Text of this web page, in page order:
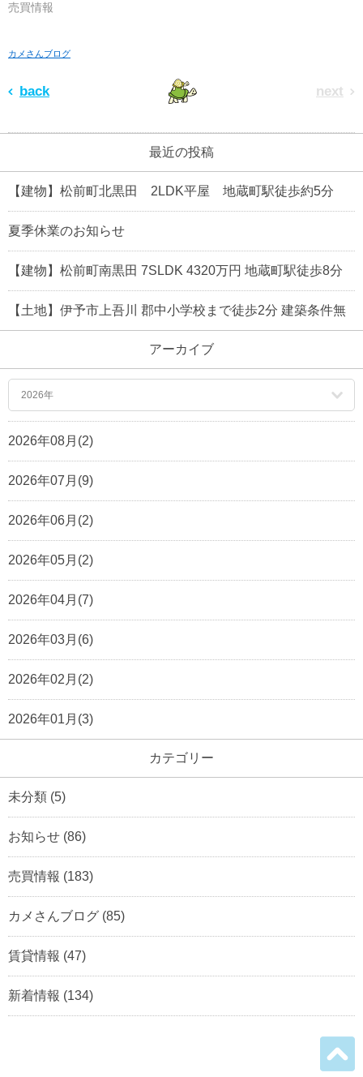
売買情報
カメさんブログ
back next
最近の投稿
【建物】松前町北黒田 2LDK平屋 地蔵町駅徒歩約5分
夏季休業のお知らせ
【建物】松前町南黒田 7SLDK 4320万円 地蔵町駅徒歩8分
【土地】伊予市上吾川 郡中小学校まで徒歩2分 建築条件無
アーカイブ
2026年
2026年08月(2)
2026年07月(9)
2026年06月(2)
2026年05月(2)
2026年04月(7)
2026年03月(6)
2026年02月(2)
2026年01月(3)
カテゴリー
未分類 (5)
お知らせ (86)
売買情報 (183)
カメさんブログ (85)
賃貸情報 (47)
新着情報 (134)